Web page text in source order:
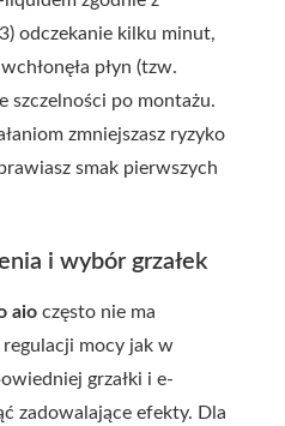
odczekanie kilku minut,
płyn (tzw.
szczelności po montażu.
zmniejszasz ryzyko
smak pierwszych
i wybór grzałek
aio często nie ma
mocy jak w
grzałki i e-
zadowalające efekty. Dla